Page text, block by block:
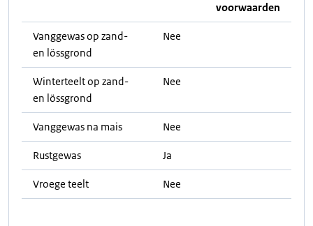
voorwaarden
Vanggewas op zand-
en lössgrond
Nee
Winterteelt op zand-
en lössgrond
Nee
Vanggewas na mais Nee
Rustgewas Ja
Vroege teelt Nee